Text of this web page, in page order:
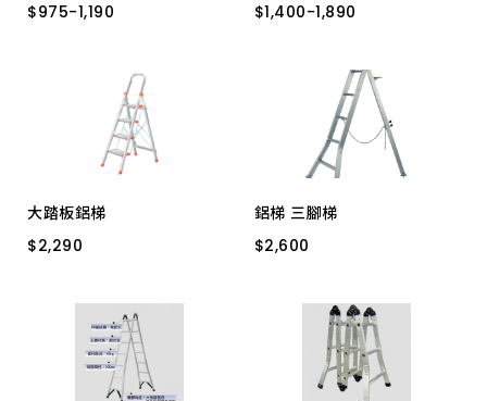
$975-1,190
$975-1,190
$1,400-1,890
$1,400-1,890
大踏板鋁梯
$2,290
$2,290
鋁梯 三腳梯
$2,600
$2,600